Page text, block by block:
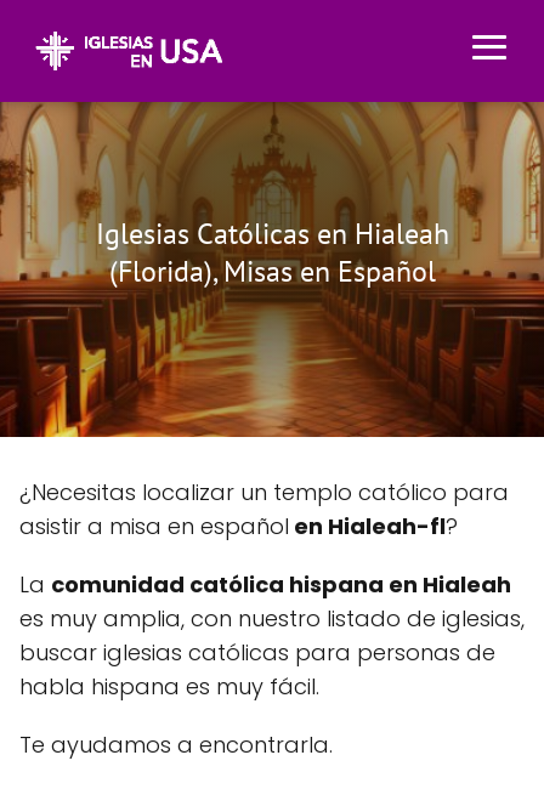
Iglesias Católicas en Hialeah
(Florida), Misas en Español
¿Necesitas localizar un templo católico para
asistir a misa en español en Hialeah-fl?
La comunidad católica hispana en Hialeah
es muy amplia, con nuestro listado de iglesias,
buscar iglesias católicas para personas de
habla hispana es muy fácil.
Te ayudamos a encontrarla.